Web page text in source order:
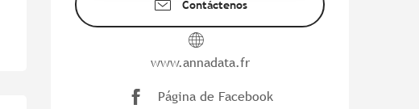
Contáctenos
www.annadata.fr
Página de Facebook